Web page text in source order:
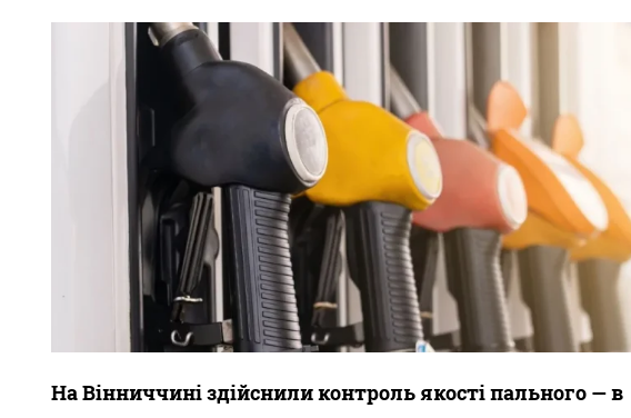
На Вінниччині здійснили контроль якості пального — в